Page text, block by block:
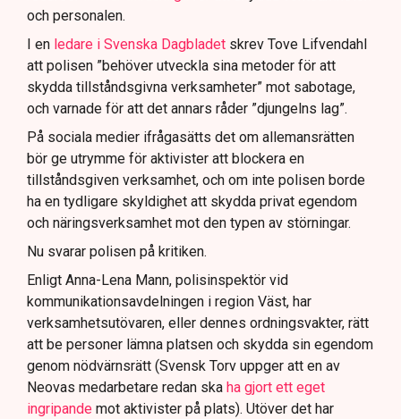
och personalen.
I en ledare i Svenska Dagbladet skrev Tove Lifvendahl
att polisen ”behöver utveckla sina metoder för att
skydda tillståndsgivna verksamheter” mot sabotage,
och varnade för att det annars råder ”djungelns lag”.
På sociala medier ifrågasätts det om allemansrätten
bör ge utrymme för aktivister att blockera en
tillståndsgiven verksamhet, och om inte polisen borde
ha en tydligare skyldighet att skydda privat egendom
och näringsverksamhet mot den typen av störningar.
Nu svarar polisen på kritiken.
Enligt Anna-Lena Mann, polisinspektör vid
kommunikationsavdelningen i region Väst, har
verksamhetsutövaren, eller dennes ordningsvakter, rätt
att be personer lämna platsen och skydda sin egendom
genom nödvärnsrätt (Svensk Torv uppger att en av
Neovas medarbetare redan ska ha gjort ett eget
ingripande mot aktivister på plats). Utöver det har